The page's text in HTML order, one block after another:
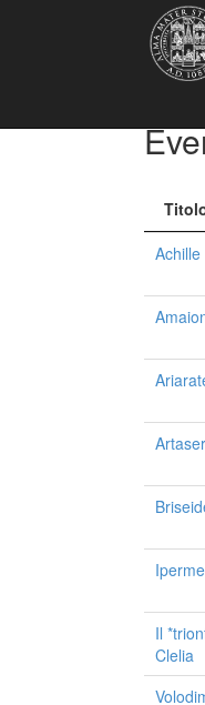
Achille
Il
Clelia